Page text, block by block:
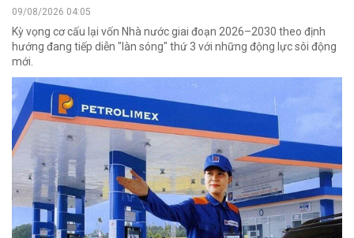
09/08/2026 04:05
Kỳ vọng cơ cấu lại vốn Nhà nước giai đoạn 2026–2030 theo định
hướng đang tiếp diễn "làn sóng" thứ 3 với những động lực sôi động
mới.